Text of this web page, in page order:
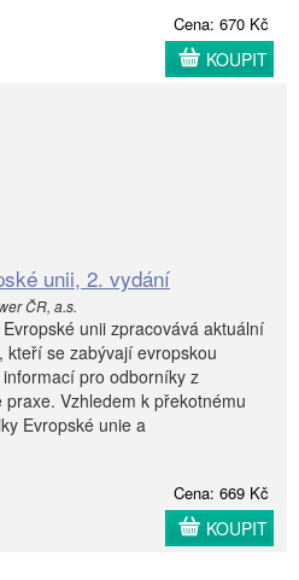
Cena: 670 Kč
KOUPIT
unii, 2. vydání
ČR, a.s.
unii zpracovává aktuální
se zabývají evropskou
pro odborníky z
Vzhledem k překotnému
Evropské unie a
Cena: 669 Kč
KOUPIT